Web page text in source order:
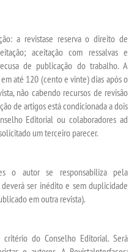
a revistase reserva o direito de
aceitação com ressalvas e
de publicação do trabalho. A
até 120 (cento e vinte) dias após o
não cabendo recursos de revisão
de artigos está condi­cionada a dois
Editorial ou colaboradores ad
um terceiro parecer.
o autor se responsabiliza pela
ser inédito e sem duplicidade
em outra revista).
do Conselho Editorial. Será